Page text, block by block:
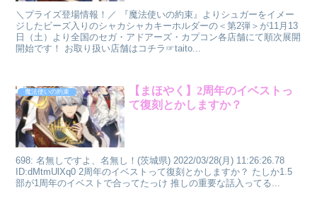
＼プライズ登場情報！／ 『魔法使いの約束』よりシュガーをイメー
ジしたビーズ入りのシャカシャカキーホルダーの＜第2弾＞が11月13
日（土）より全国のセガ・アドアーズ・カプコン各店舗にて順次展開
開始です！ お取り扱い店舗はコチラ☞taito...
魔法使いの約束
【まほやく】2周年のイベストっ
て復刻とかしますか？
698: 名無しですよ、名無し！(茨城県) 2022/03/28(月) 11:26:26.78
ID:dMtmUlXq0 2周年のイベストって復刻とかしますか？ たしか1.5
部が1周年のイベストで合ってたっけ 推しの重要な話入ってる...